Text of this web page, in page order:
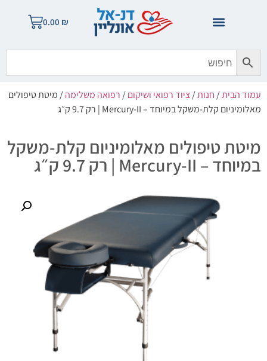
0.00 ₪
עמוד הבית/חנות/ציוד רפואי ושיקום/רפואה משלימה/ מיטת טיפולים
מאלומיניום קלת-משקל במיוחד – Mercury-II | רק 9.7 ק״ג
מיטת טיפולים מאלומיניום קלת-משקל
במיוחד – Mercury-II | רק 9.7 ק״ג